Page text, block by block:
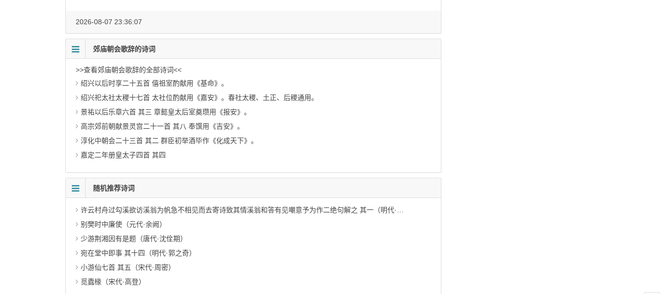
2026-08-07 23:36:07
郊庙朝会歌辞的诗词
>>查看郊庙朝会歌辞的全部诗词<<
绍兴以后时享二十五首 僖祖室酌献用《基命》。
绍兴祀太社太稷十七首 太社位酌献用《嘉安》。春社太稷、土正、后稷通用。
景祐以后乐章六首 其三 章懿皇太后室奠瓒用《报安》。
高宗郊前朝献景灵宫二十一首 其八 奉馔用《吉安》。
淳化中朝会二十三首 其二 群臣初举酒毕作《化成天下》。
嘉定二年册皇太子四首 其四
随机推荐诗词
许云村舟过勾溪欲访溪翁为帆急不相见而去寄诗致其情溪翁和答有见嘲意予为作二绝句解之 其一（明代·朱朴）
别樊时中廉使（元代·余阙）
少游荆湘因有是题（唐代·沈佺期）
宛在堂中即事 其十四（明代·郭之奇）
小游仙七首 其五（宋代·周密）
觅蠹椽（宋代·高登）